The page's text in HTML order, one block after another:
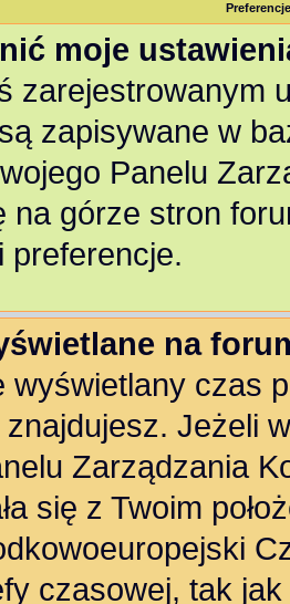
moje
zarejestrowanym
zapisywane w
Panelu
na górze stron
preferencje.
na
wyświetlany czas
Jeżeli
Zarządzania
się z Twoim
czasowej, tak